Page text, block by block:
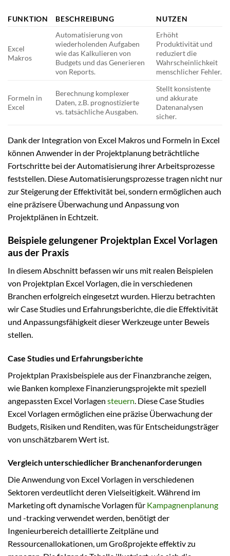
FUNKTION BESCHREIBUNG NUTZEN
Excel
Makros
Automatisierung von
wiederholenden Aufgaben
wie das Kalkulieren von
Budgets und das Generieren
von Reports.
Erhöht
Produktivität und
reduziert die
Wahrscheinlichkeit
menschlicher Fehler.
Formeln in
Excel
Berechnung komplexer
Daten, z.B. prognostizierte
vs. tatsächliche Ausgaben.
Stellt konsistente
und akkurate
Datenanalysen
sicher.
Dank der Integration von Excel Makros und Formeln in Excel
können Anwender in der Projektplanung beträchtliche
Fortschritte bei der Automatisierung ihrer Arbeitsprozesse
feststellen. Diese Automatisierungsprozesse tragen nicht nur
zur Steigerung der Effektivität bei, sondern ermöglichen auch
eine präzisere Überwachung und Anpassung von
Projektplänen in Echtzeit.
Beispiele gelungener Projektplan Excel Vorlagen
aus der Praxis
In diesem Abschnitt befassen wir uns mit realen Beispielen
von Projektplan Excel Vorlagen, die in verschiedenen
Branchen erfolgreich eingesetzt wurden. Hierzu betrachten
wir Case Studies und Erfahrungsberichte, die die Effektivität
und Anpassungsfähigkeit dieser Werkzeuge unter Beweis
stellen.
Case Studies und Erfahrungsberichte
Projektplan Praxisbeispiele aus der Finanzbranche zeigen,
wie Banken komplexe Finanzierungsprojekte mit speziell
angepassten Excel Vorlagen steuern . Diese Case Studies
Excel Vorlagen ermöglichen eine präzise Überwachung der
Budgets, Risiken und Renditen, was für Entscheidungsträger
von unschätzbarem Wert ist.
Vergleich unterschiedlicher Branchenanforderungen
Die Anwendung von Excel Vorlagen in verschiedenen
Sektoren verdeutlicht deren Vielseitigkeit. Während im
Marketing oft dynamische Vorlagen für Kampagnenplanung
und -tracking verwendet werden, benötigt der
Ingenieurbereich detaillierte Zeitpläne und
Ressourcenallokationen, um Großprojekte effektiv zu